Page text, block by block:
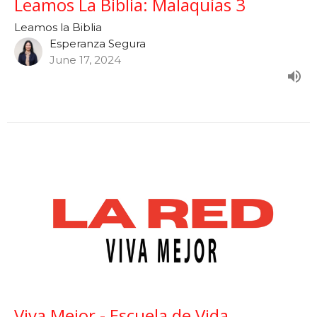
Leamos La Biblia: Malaquías 3
Leamos la Biblia
Esperanza Segura
June 17, 2024